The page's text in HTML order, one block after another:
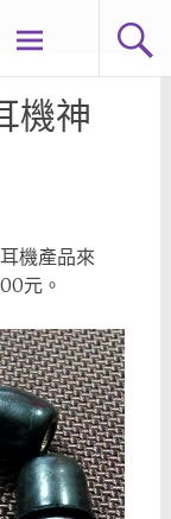
機神
機產品來
元。